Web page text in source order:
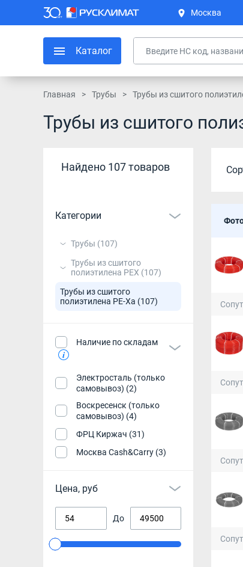
Москва
Каталог
Главная Трубы Трубы из сшитого
Трубы из сшитого
Найдено 107 товаров
Категории
Трубы (107)
Трубы из сшитого
полиэтилена PEX (107)
Трубы из сшитого
полиэтилена PE-Xa (107)
Наличие по складам
Электросталь (только
самовывоз) (2)
Воскресенск (только
самовывоз) (4)
ФРЦ Киржач (31)
Москва Cash&Carry (3)
Цена, руб
До